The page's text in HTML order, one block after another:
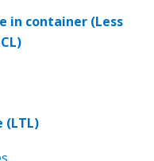
in container (Less
(LTL)